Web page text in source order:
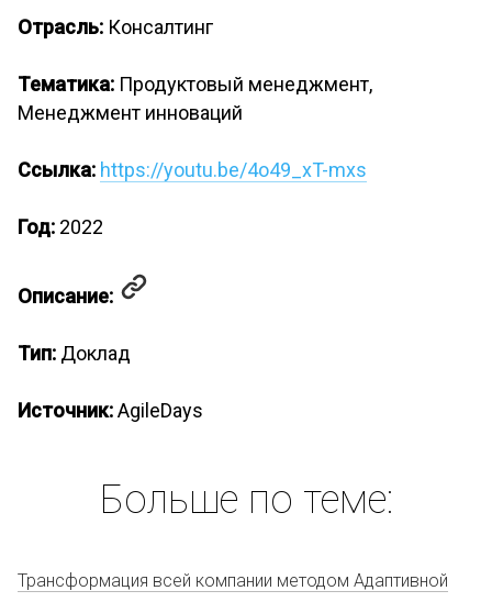
Отрасль: Консалтинг
Тематика: Продуктовый менеджмент,
Менеджмент инноваций
Ссылка: https://youtu.be/4o49_xT-mxs
Год: 2022
Описание:
Тип: Доклад
Источник:AgileDays
Больше по теме:
Трансформация всей компании методом Адаптивной